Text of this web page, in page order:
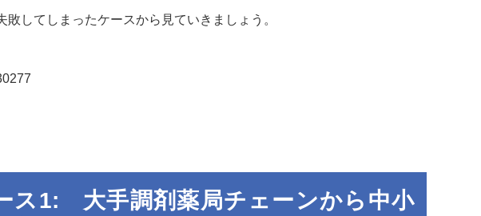
敗してしまったケースから見ていきましょう。
ス1: 大手調剤薬局チェーンから中小